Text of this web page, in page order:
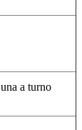
a turno